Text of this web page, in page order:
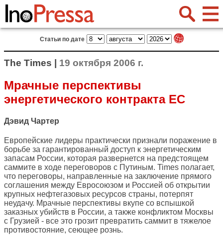
Статьи по дате
The Times | 19 октября 2006 г.
Мрачные перспективы
энергетического контракта ЕС
Дэвид Чартер
Европейские лидеры практически признали поражение в
борьбе за гарантированный доступ к энергетическим
запасам России, которая развернется на предстоящем
саммите в ходе переговоров с Путиным. Times полагает,
что переговоры, направленные на заключение прямого
соглашения между Евросоюзом и Россией об открытии
крупных нефтегазовых ресурсов страны, потерпят
неудачу. Мрачные перспективы вкупе со вспышкой
заказных убийств в России, а также конфликтом Москвы
с Грузией - все это грозит превратить саммит в тяжелое
противостояние, сеющее рознь.